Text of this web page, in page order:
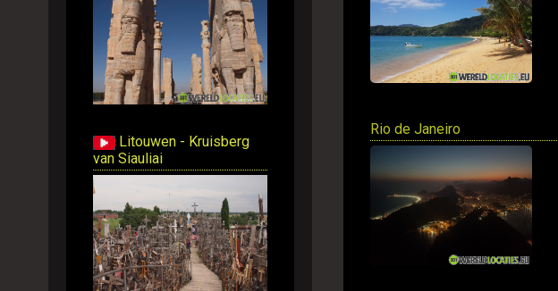
Litouwen - Kruisberg
van Siauliai
Rio de Janeiro